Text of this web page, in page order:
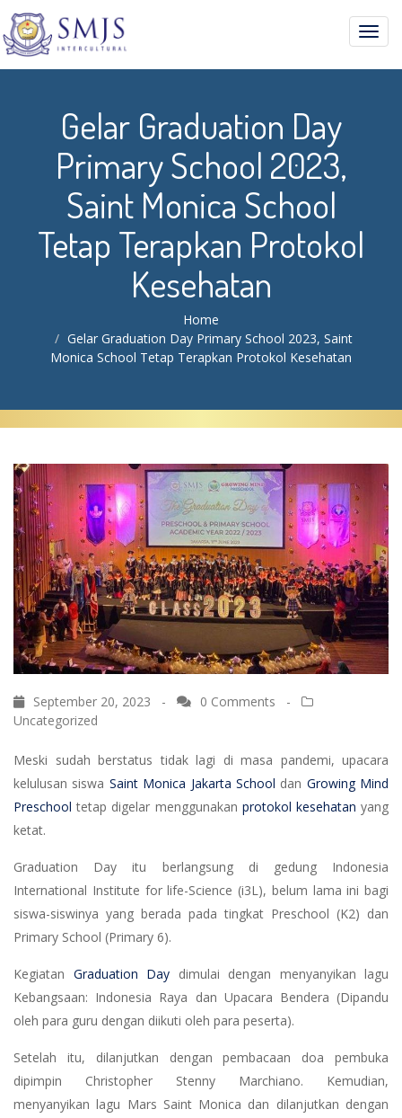
Gelar Graduation Day
Primary School 2023,
Saint Monica School
Tetap Terapkan Protokol
Kesehatan
Home
Gelar Graduation Day Primary School 2023, Saint
Monica School Tetap Terapkan Protokol Kesehatan
September 20, 2023 - 0 Comments
-
Uncategorized
Meski sudah berstatus tidak lagi di masa pandemi, upacara
kelulusan siswa Saint Monica Jakarta School dan Growing Mind
Preschool tetap digelar menggunakan protokol kesehatan yang
ketat.
Graduation Day itu berlangsung di gedung Indonesia
International Institute for life-Science (i3L), belum lama ini bagi
siswa-siswinya yang berada pada tingkat Preschool (K2) dan
Primary School (Primary 6).
Kegiatan Graduation Day dimulai dengan menyanyikan lagu
Kebangsaan: Indonesia Raya dan Upacara Bendera (Dipandu
oleh para guru dengan diikuti oleh para peserta).
Setelah itu, dilanjutkan dengan pembacaan doa pembuka
dipimpin Christopher Stenny Marchiano. Kemudian,
menyanyikan lagu Mars Saint Monica dan dilanjutkan dengan